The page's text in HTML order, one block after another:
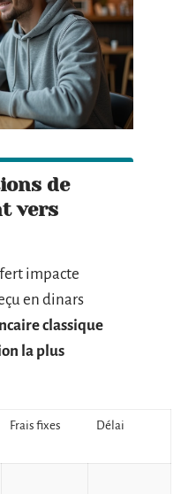
de
vers
impacte
en dinars
classique
la plus
Frais fixes Délai